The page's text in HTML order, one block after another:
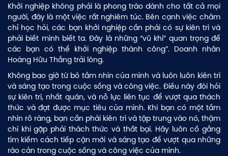
Khởi nghiệp không phải là phong trào dành cho tất cả mọi
người, đây là một việc rất nghiêm túc. Bên cạnh việc chăm
chỉ học hỏi, các bạn khởi nghiệp cần phải có sự kiên trì và
phải biết mình biết ta. Đây là những “vũ khí” quan trọng để
các bạn có thể khởi nghiệp thành công”. Doanh nhân
Hoàng Hữu Thắng trải lòng.
Không bao giờ từ bỏ tầm nhìn của mình và luôn luôn kiên trì
và sáng tạo trong cuộc sống và công việc. Điều này đòi hỏi
sự kiên trì, nhất quán, và nỗ lực liên tục để vượt qua thách
thức và đạt được mục tiêu của mình. Khi bạn có một tầm
nhìn rõ ràng, bạn cần phải kiên trì và tập trung vào nó, thậm
chí khi gặp phải thách thức và thất bại. Hãy luôn cố gắng
tìm kiếm cách tiếp cận mới và sáng tạo để vượt qua những
rào cản trong cuộc sống và công việc của mình.